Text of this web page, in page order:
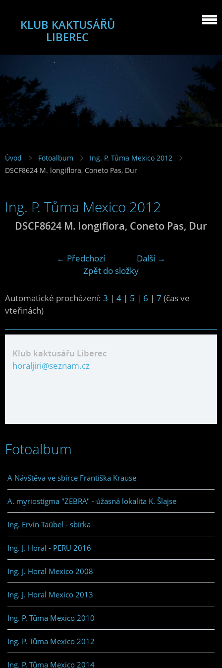
KLUB KAKTUSÁŘŮ
LIBEREC
Úvod Fotoalbum
Ing. P. Tůma Mexico 2012
DSCF8624 M. longiflora, Coneto Pas, Dur
Ing. P. Tůma Mexico 2012
DSCF8624 M. longiflora, Coneto Pas, Dur
← Předchozí
Další →
Zpět do složky
Automatické procházení: 3 | 4 | 5 | 6 | 7 (čas ve
vteřinách)
Klub kaktusářu Liberec
horaljiri@seznam.cz
Fotoalbum
A Návštěva ve sbírce Františka Krause
A. myriostigma "ZEBRA" - úžasná lokalita K. Šlajse
Ing. Ervín Taübel - sbírka
Ing. J. Horal - PERU 2016
Ing. J. Horal Mexico 2008
Ing. J. Horal Mexico 2013
Ing. P. Tůma Mexico 2010
Ing. P. Tůma Mexico 2012
Ing. P. Tůma Mexico 2014